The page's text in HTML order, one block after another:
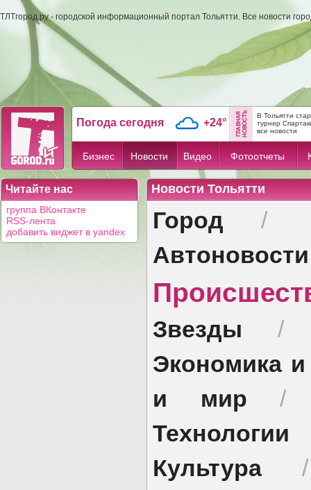
ТЛТгород.ру - городской информационный портал Тольятти. Все новости
Погода сегодня +24°
В Тольятти
турнир
все новости
Бизнес Новости Видео Фотоотчеты
Читайте нас
группа ВКонтакте
RSS-лента
добавить виджет в yandex
Новости Тольятти
Город /
Автоновости
Звезды
Экономика
и мир
Технологии
Культура